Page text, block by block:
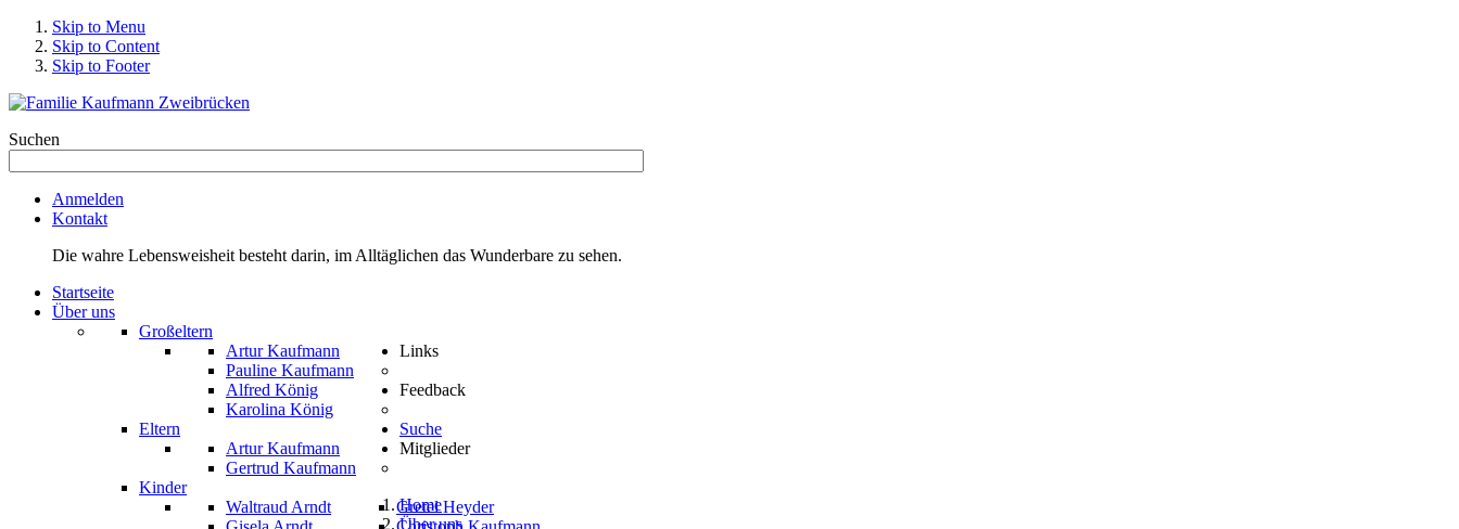
Skip to Menu
Skip to Content
Skip to Footer
Suchen
Anmelden
Kontakt
Die wahre Lebensweisheit besteht darin, im Alltäglichen das Wunderbare zu sehen.
Startseite
Über uns
Großeltern
Artur Kaufmann
Pauline Kaufmann
Alfred König
Karolina König
Eltern
Artur Kaufmann
Gertrud Kaufmann
Kinder
Waltraud Arndt
Gretel Heyder
Links
Feedback
Suche
Mitglieder
Home
Über uns